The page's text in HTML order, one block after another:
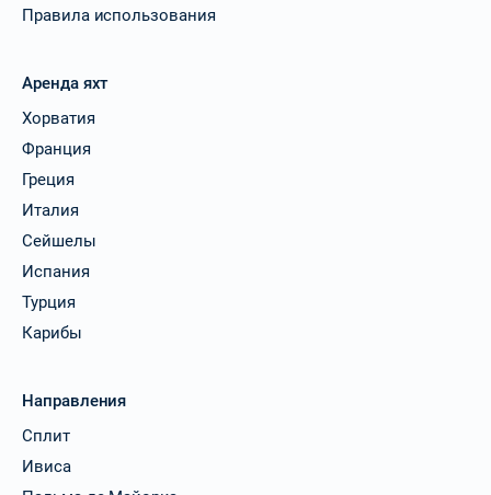
Правила использования
Аренда яхт
Хорватия
Франция
Греция
Италия
Сейшелы
Испания
Турция
Карибы
Направления
Сплит
Ивиса